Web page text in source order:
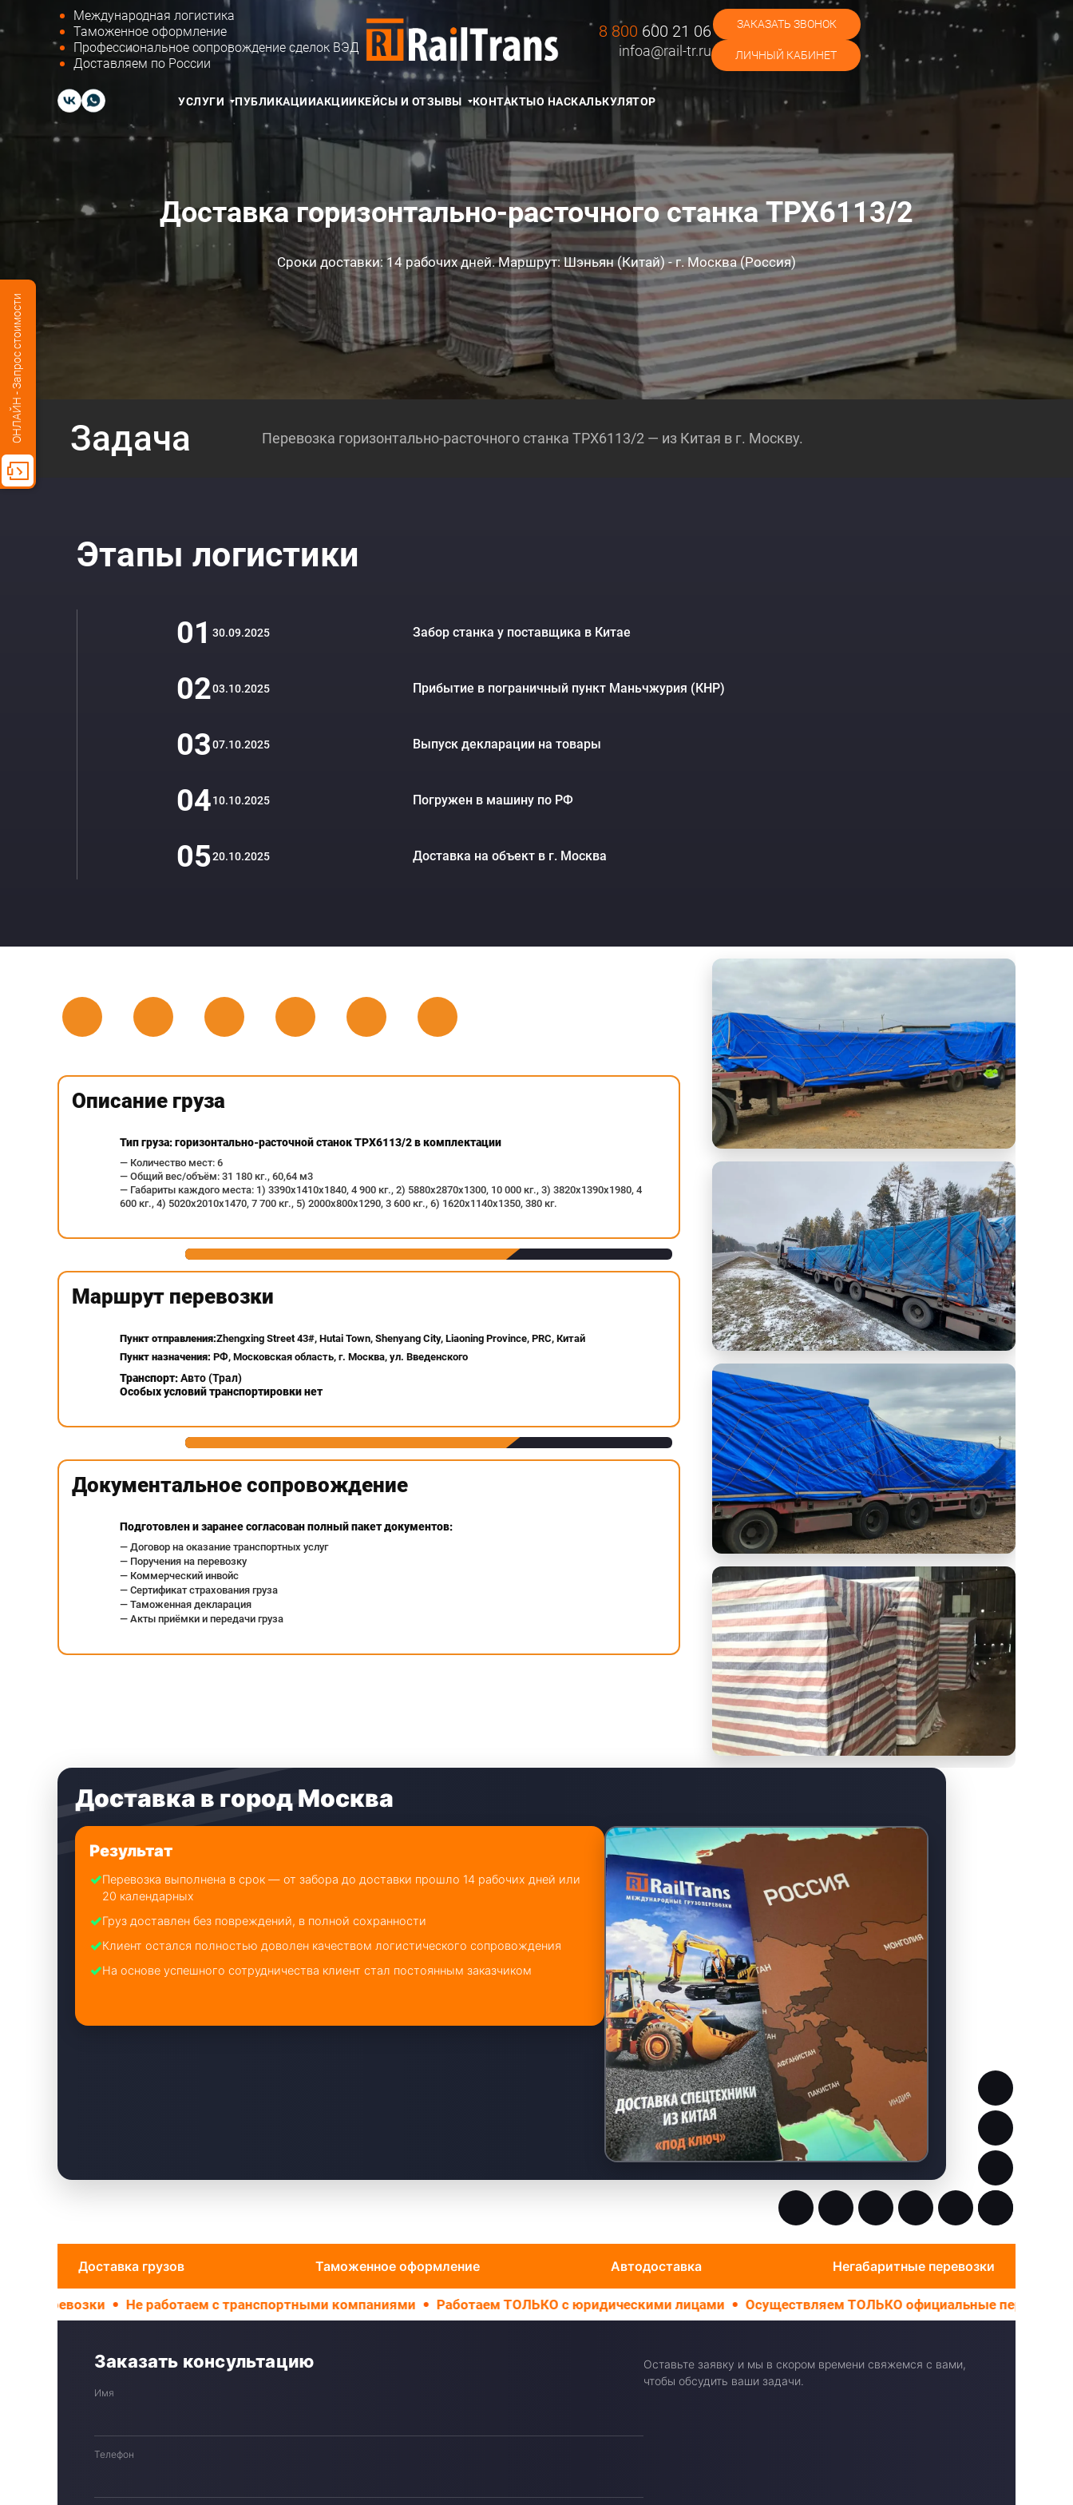
Международная логистика
Таможенное оформление
Профессиональное сопровождение сделок ВЭД
Доставляем по России
8 800 600 21 06
infoa@rail-tr.ru
ЗАКАЗАТЬ ЗВОНОК
ЛИЧНЫЙ КАБИНЕТ
УСЛУГИ ПУБЛИКАЦИИАКЦИИКЕЙСЫ И ОТЗЫВЫ КОНТАКТЫО НАСКАЛЬКУЛЯТОР
Доставка горизонтально-расточного станка TPX6113/2
Сроки доставки: 14 рабочих дней. Маршрут: Шэньян (Китай) - г. Москва (Россия)
Задача Перевозка горизонтально-расточного станка TPX6113/2 — из Китая в г. Москву.
Этапы логистики
01 30.09.2025 Забор станка у поставщика в Китае
0203.10.2025 Прибытие в пограничный пункт Маньчжурия (КНР)
0307.10.2025 Выпуск декларации на товары
0410.10.2025 Погружен в машину по РФ
0520.10.2025 Доставка на объект в г. Москва
Описание груза
Тип груза: горизонтально-расточной станок TPX6113/2 в комплектации
— Количество мест: 6
— Общий вес/объём: 31 180 кг., 60,64 м3
— Габариты каждого места: 1) 3390х1410х1840, 4 900 кг., 2) 5880х2870х1300, 10 000 кг., 3) 3820х1390х1980, 4
600 кг., 4) 5020х2010х1470, 7 700 кг., 5) 2000х800х1290, 3 600 кг., 6) 1620х1140х1350, 380 кг.
Маршрут перевозки
Пункт отправления:Zhengxing Street 43#, Hutai Town, Shenyang City, Liaoning Province, PRC, Китай
Пункт назначения: РФ, Московская область, г. Москва, ул. Введенского
Транспорт:Авто (Трал)
Особых условий транспортировки нет
Документальное сопровождение
Подготовлен и заранее согласован полный пакет документов:
— Договор на оказание транспортных услуг
— Поручения на перевозку
— Коммерческий инвойс
— Сертификат страхования груза
— Таможенная декларация
— Акты приёмки и передачи груза
Доставка в город Москва
Результат
✓Перевозка выполнена в срок — от забора до доставки прошло 14 рабочих дней или
20 календарных
✓Груз доставлен без повреждений, в полной сохранности
✓Клиент остался полностью доволен качеством логистического сопровождения
✓На основе успешного сотрудничества клиент стал постоянным заказчиком
Доставка грузов Таможенное оформление Автодоставка Негабаритные перевозки
Не работаем с транспортными компаниями Работаем ТОЛЬКО с юридическими лицами Осуществляем ТОЛЬКО официальные перевозки Не работаем
Заказать консультацию
Имя
Телефон
Оставьте заявку и мы в скором времени свяжемся с вами,
чтобы обсудить ваши задачи.
ОНЛАЙН - Запрос стоимости